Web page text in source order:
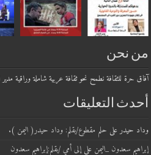
من نحن
آفاق حرة للثقافة نطمح نحو ثقافة عربية شاملة وراقية مدير
أحدث التعليقات
وداد حيدرعلى حلم مقطوع/بقلم: وداد حيدر( اليمن ).
إبراهيم سعدون _اليمن علىإلى أمي /بقلم:إبراهيم سعدون